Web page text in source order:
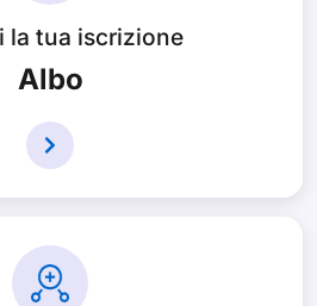
la tua iscrizione
Albo